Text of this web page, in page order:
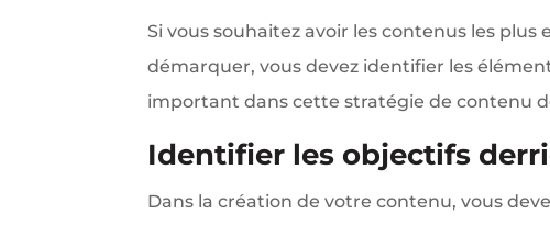
Si vous souhaitez avoir les contenus les
démarquer, vous devez identifier les
important dans cette stratégie de contenu
Identifier les objectifs
Dans la création de votre contenu, vous